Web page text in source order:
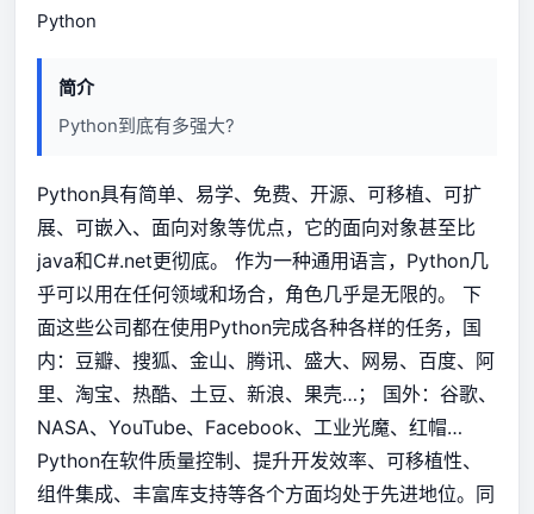
Python
简介
Python到底有多强大?
Python具有简单、易学、免费、开源、可移植、可扩
展、可嵌入、面向对象等优点，它的面向对象甚至比
java和C#.net更彻底。 作为一种通用语言，Python几
乎可以用在任何领域和场合，角色几乎是无限的。 下
面这些公司都在使用Python完成各种各样的任务，国
内：豆瓣、搜狐、金山、腾讯、盛大、网易、百度、阿
里、淘宝、热酷、土豆、新浪、果壳…； 国外：谷歌、
NASA、YouTube、Facebook、工业光魔、红帽…
Python在软件质量控制、提升开发效率、可移植性、
组件集成、丰富库支持等各个方面均处于先进地位。同